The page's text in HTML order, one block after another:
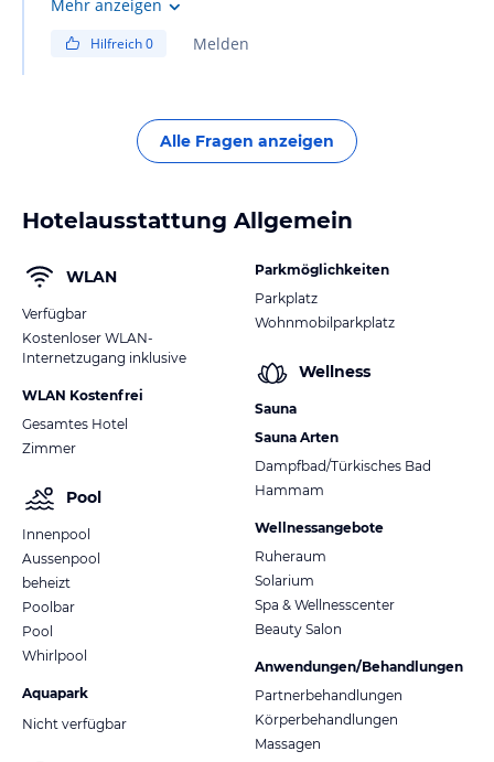
Mehr anzeigen
Hilfreich0 Melden
Alle Fragen anzeigen
Hotelausstattung Allgemein
WLAN
Verfügbar
Kostenloser WLAN-
Internetzugang inklusive
WLAN Kostenfrei
Gesamtes Hotel
Zimmer
Pool
Innenpool
Aussenpool
beheizt
Poolbar
Pool
Whirlpool
Aquapark
Nicht verfügbar
Parkmöglichkeiten
Parkplatz
Wohnmobilparkplatz
Wellness
Sauna
Sauna Arten
Dampfbad/Türkisches Bad
Hammam
Wellnessangebote
Ruheraum
Solarium
Spa & Wellnesscenter
Beauty Salon
Anwendungen/Behandlungen
Partnerbehandlungen
Körperbehandlungen
Massagen